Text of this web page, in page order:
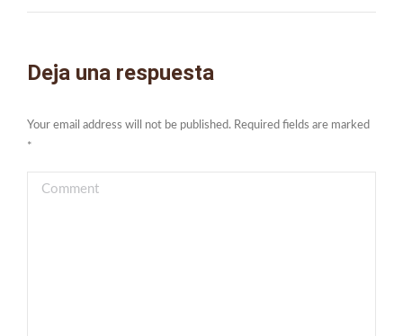
Deja una respuesta
Your email address will not be published. Required fields are marked
*
Comment